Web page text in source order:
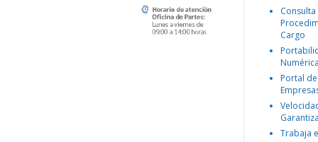
Consulta
Cargo
Portal
Trabaja